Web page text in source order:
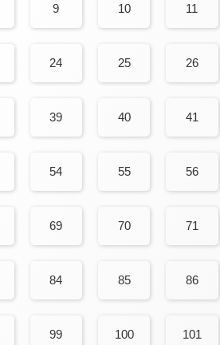
9 10 11
24 25 26
39 40 41
54 55 56
69 70 71
84 85 86
99 100 101